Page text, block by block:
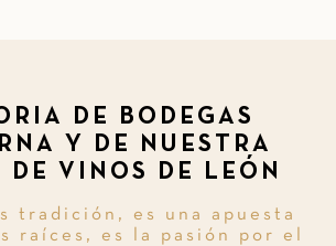
DE BODEGAS
Y DE NUESTRA
DE VINOS DE LEÓN
tradición, es una apuesta
raíces, es la pasión por el